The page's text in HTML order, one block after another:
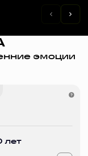
эмоции
лет